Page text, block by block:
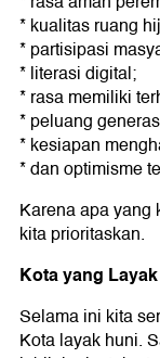
* kualitas ruang
* partisipasi
* literasi digital;
* rasa memiliki
* peluang
* kesiapan
* dan optimisme
Karena apa yang
kita prioritaskan.
Kota yang
Selama ini kita
Kota layak huni.